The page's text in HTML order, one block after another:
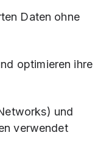
Daten ohne
optimieren ihre
und
verwendet